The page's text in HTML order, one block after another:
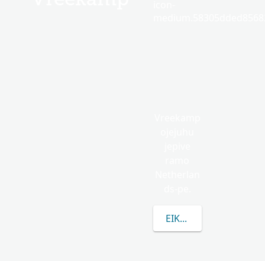
EIKUAAVE VREEKAMP